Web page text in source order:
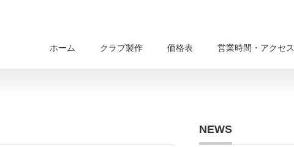
ホーム クラブ製作 価格表 営業時間・アクセス
NEWS